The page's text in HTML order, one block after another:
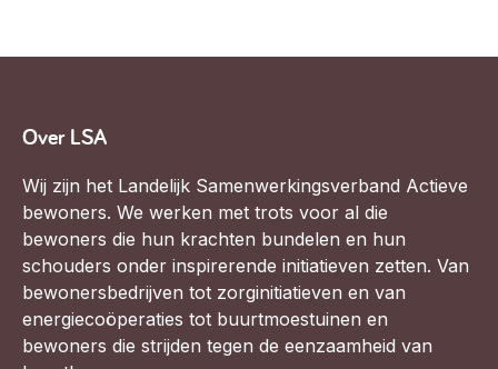
Over LSA
Wij zijn het Landelijk Samenwerkingsverband Actieve
bewoners. We werken met trots voor al die
bewoners die hun krachten bundelen en hun
schouders onder inspirerende initiatieven zetten. Van
bewonersbedrijven tot zorginitiatieven en van
energiecoöperaties tot buurtmoestuinen en
bewoners die strijden tegen de eenzaamheid van